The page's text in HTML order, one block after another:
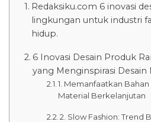
Redaksiku.com 6 inovasi
lingkungan untuk industri
hidup.
6 Inovasi Desain Produk
yang Menginspirasi Desain
1. Memanfaatkan
Material Berkelanjutan
2. Slow Fashion: Trend